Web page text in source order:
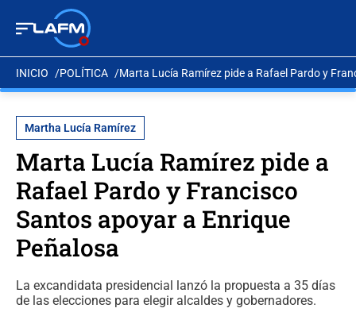
INICIO POLÍTICA Marta Lucía Ramírez pide a Rafael Pardo y
Martha Lucía Ramírez
Marta Lucía Ramírez pide a
Rafael Pardo y Francisco
Santos apoyar a Enrique
Peñalosa
La excandidata presidencial lanzó la propuesta a 35 días
de las elecciones para elegir alcaldes y gobernadores.